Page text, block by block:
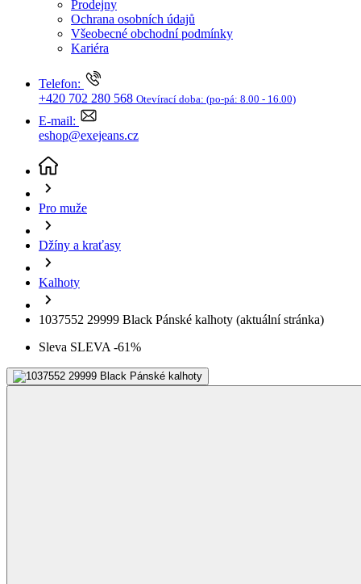
Všeobecné obchodní podmínky
Kariéra
Telefon:
+420 702 280 568
E-mail:
eshop@exejeans.cz
Pro muže
Džíny a kraťasy
Kalhoty
1037552 29999 Black Pánské kalhoty
Sleva SLEVA -61%